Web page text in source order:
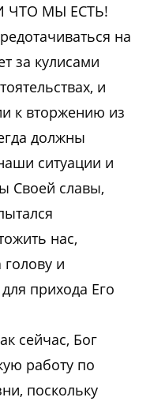
ЧТО МЫ ЕСТЬ!
на
за кулисами
и
к вторжению из
должны
ситуации и
Своей славы,
нас,
голову и
прихода Его
сейчас, Бог
работу по
поскольку